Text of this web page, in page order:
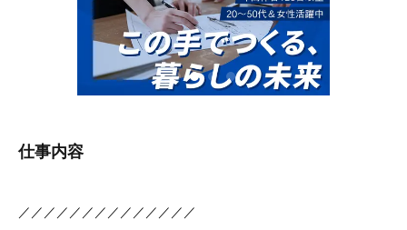
仕事内容
／／／／／／／／／／／／／／